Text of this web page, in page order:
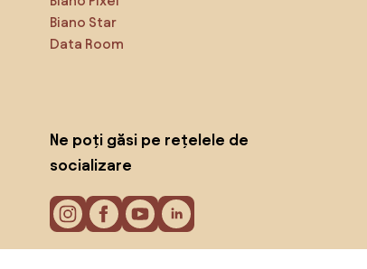
Biano Star
Data Room
Ne poți găsi pe rețelele de
socializare